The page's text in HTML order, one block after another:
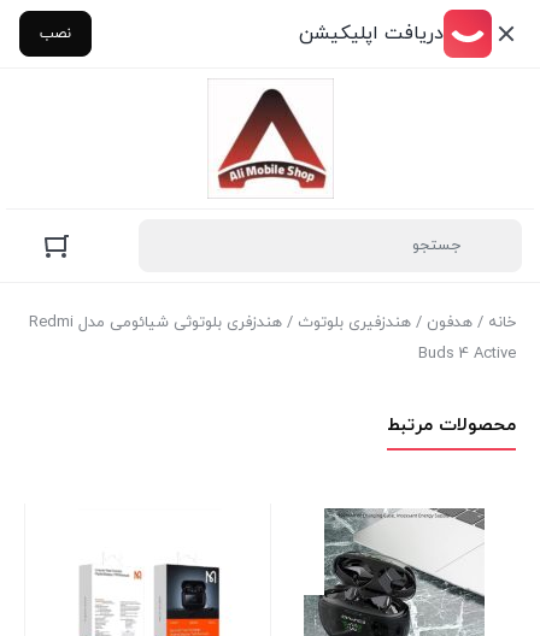
دریافت اپلیکیشن نصب
خانه / هدفون / هندزفیری بلوتوث
/ هندزفری بلوتوثی شیائومی مدل Redmi
Buds 4 Active
محصولات مرتبط